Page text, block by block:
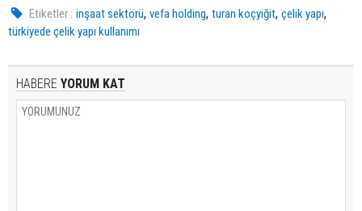
Etiketler : inşaat sektörü,vefa holding,turan koçyiğit,çelik yapı,
türkiyede çelik yapı kullanımı
HABERE YORUM KAT